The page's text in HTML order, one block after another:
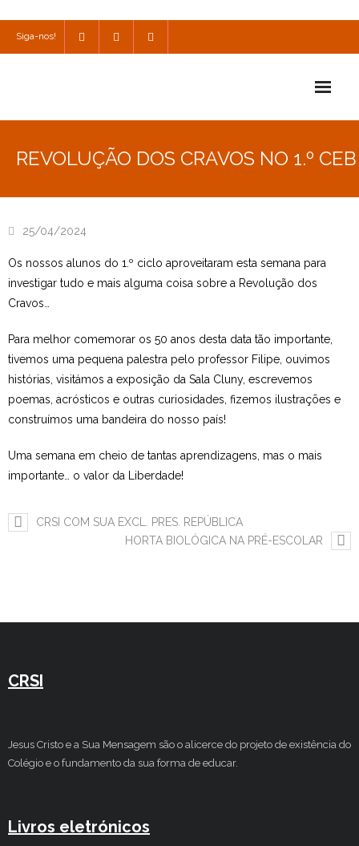
Siga-nos!
Consulta
Estudar no CRSI
Contactos
REVOLUÇÃO DOS CRAVOS NO 1.º CEB
25/04/2024
Os nossos alunos do 1.º ciclo aproveitaram esta semana para
investigar tudo e mais alguma coisa sobre a Revolução dos
Cravos…
Para melhor comemorar os 50 anos desta data tão importante,
tivemos uma pequena palestra pelo professor Filipe, ouvimos
histórias, visitámos a exposição da Sala Cluny, escrevemos
poemas, acrósticos e outras curiosidades, fizemos ilustrações e
construímos uma bandeira do nosso país!
Uma semana em cheio de tantas aprendizagens, mas o mais
importante… o valor da Liberdade!
CRSI COM SUA EXCL. PRES. REPÚBLICA
HORTA BIOLÓGICA NA PRÉ-ESCOLAR
CRSI
Jesus Cristo e a Sua Mensagem são o alicerce do projeto de existência do
Colégio e o fundamento da sua forma de educar.
Livros eletrónicos